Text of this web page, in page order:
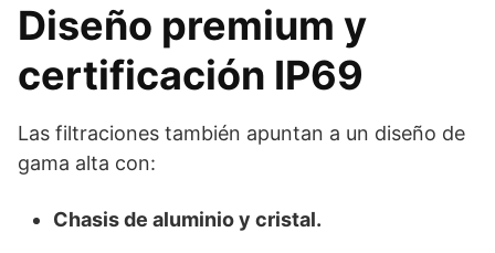
Diseño premium y
certificación IP69
Las filtraciones también apuntan a un diseño de
gama alta con:
Chasis de aluminio y cristal.